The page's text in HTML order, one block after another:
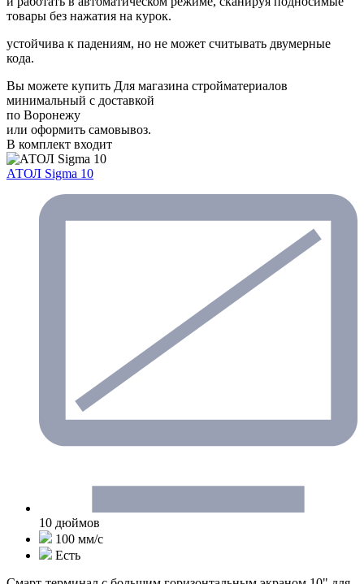
товары без нажатия на курок.
устойчива к падениям, но не может считывать двумерные
кода.
Вы можете купить Для магазина стройматериалов
минимальный с доставкой
по Воронежу
или оформить самовывоз.
В комплект входит
АТОЛ Sigma 10
10 дюймов
100 мм/с
Есть